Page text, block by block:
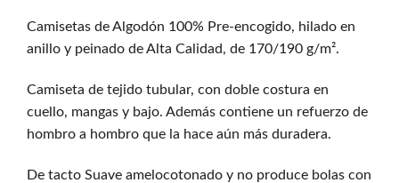
Camisetas de Algodón 100% Pre-encogido, hilado en
anillo y peinado de Alta Calidad, de 170/190 g/m².
Camiseta de tejido tubular, con doble costura en
cuello, mangas y bajo. Además contiene un refuerzo de
hombro a hombro que la hace aún más duradera.
De tacto Suave amelocotonado y no produce bolas con